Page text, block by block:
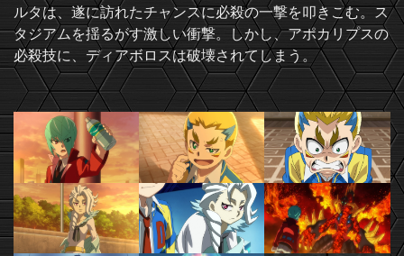
ルタは、遂に訪れたチャンスに必殺の一撃を叩きこむ。ス
タジアムを揺るがす激しい衝撃。しかし、アポカリプスの
必殺技に、ディアボロスは破壊されてしまう。